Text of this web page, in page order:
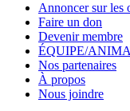
Annoncer sur les
Faire un don
Devenir membre
ÉQUIPE/
Nos partenaires
À propos
Nous joindre